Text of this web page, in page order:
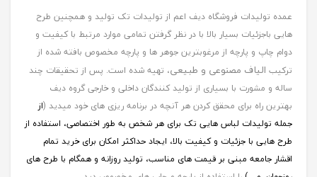
عمده تولیدات فروشگاه دیف اعم از تولیدات تک تولید و همچنین طرح
هایی باجزئیات بسیار بالا با در نظر گرفتن تمامی موارد مرتبط با کیفیت و
دوام چاپ و پارچه از مرغوبترین جوهر ها و پارچه مخصوص بافته شده از
ترکیب الیاف مصنوعی و طبیعی، تهیه شده است. پس از تحقیقات چند
ساله و مشورت با بسیاری از تولید کنندگان داخلی و خارجی گروه دیف
بهترین راه برای محقق کردن هر آنچه در برنامه ریزی های خود میدید (از
جمله تولیدات لباس هایی تک برای هر شخص به طور اختصاصی، استفاده از
طرح هایی با جزئیات و کیفیت بالا، ایجاد حداکثر امکان برای خرید تمام
اقشار جامعه مبنی بر قیمت های مناسب، تولید روزانه و همگام با طرح های